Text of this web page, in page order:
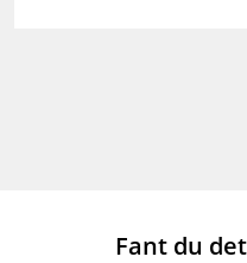
Fant du